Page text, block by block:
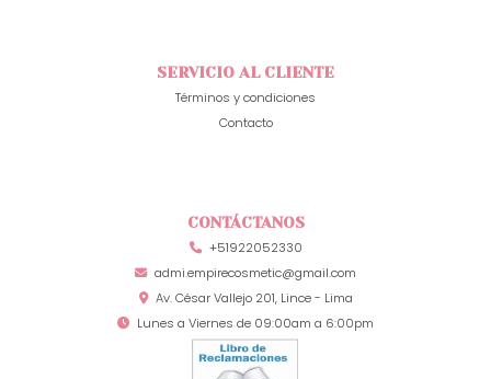
SERVICIO AL CLIENTE
Términos y condiciones
Contacto
CONTÁCTANOS
+51922052330
admi.empirecosmetic@gmail.com
Av. César Vallejo 201, Lince - Lima
Lunes a Viernes de 09:00am a 6:00pm